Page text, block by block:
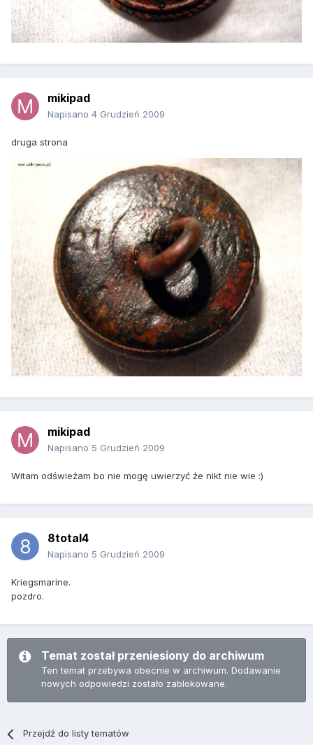
mikipad
Napisano 4 Grudzień 2009
druga strona
mikipad
Napisano 5 Grudzień 2009
Witam odświeżam bo nie mogę uwierzyć że nikt nie wie :)
8total4
Napisano 5 Grudzień 2009
Kriegsmarine.
pozdro.
Temat został przeniesiony do archiwum
Ten temat przebywa obecnie w archiwum. Dodawanie
nowych odpowiedzi zostało zablokowane.
Przejdź do listy tematów